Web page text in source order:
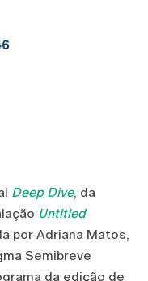
Deep Dive, da
Untitled
por Adriana Matos,
Semibreve
da edição de